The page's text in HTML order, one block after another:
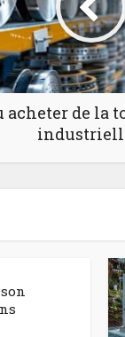
acheter de la